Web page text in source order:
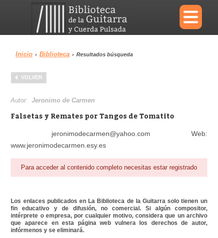
×
Menu
Biblioteca
Área personal
Inicio › Biblioteca › Resultados búsqueda
VOLVER
Autor:Jeronimo de Carmen
Falsetas y Remates por Tangos de Tomatito
jeronimodecarmen@yahoo.com Web:
www.jeronimodecarmen.esy.es
Para acceder al contenido completo necesitas estar registrado
Los enlaces publicados en La Biblioteca de la Guitarra solo tienen un
fin educativo y de difusión, no comercial. Si algún compositor,
intérprete o empresa, por cualquier motivo, considera que un archivo
que aparece en esta página web vulnera los derechos de autor,
infórmenos y se eliminará.